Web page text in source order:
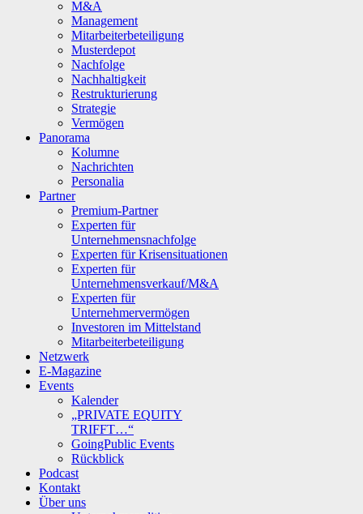
M&A
Management
Mitarbeiterbeteiligung
Musterdepot
Nachfolge
Nachhaltigkeit
Restrukturierung
Strategie
Vermögen
Panorama
Kolumne
Nachrichten
Personalia
Partner
Premium-Partner
Experten für
Unternehmensnachfolge
Experten für Krisensituationen
Experten für
Unternehmensverkauf/M&A
Experten für
Unternehmervermögen
Investoren im Mittelstand
Mitarbeiterbeteiligung
Netzwerk
E-Magazine
Events
Kalender
„PRIVATE EQUITY
TRIFFT…“
GoingPublic Events
Rückblick
Podcast
Kontakt
Über uns